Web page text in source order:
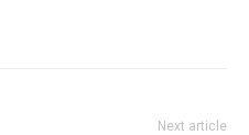
Next article